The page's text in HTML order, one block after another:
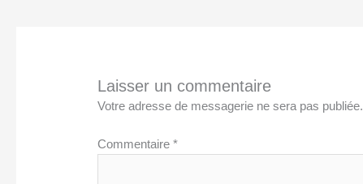
Laisser un commentaire
Votre adresse de messagerie ne sera pas publiée.
Commentaire*